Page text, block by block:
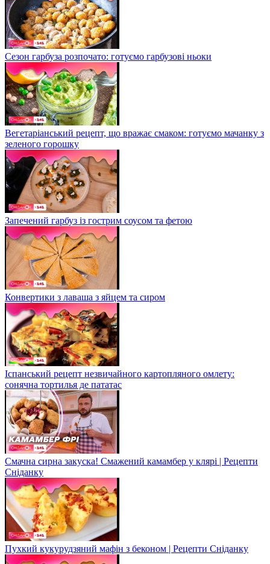
Сезон гарбуза розпочато: готуємо гарбузові ньоки
Вегетаріанський рецепт, що вражає смаком: готуємо мачанку з
зеленого горошку
Запечений гарбуз із гострим соусом та фетою
Конвертики з лаваша з яйцем та сиром
Іспанський рецепт незвичайного картопляного омлету:
сонячна тортилья де пататас
Смачна сирна закуска! Смажений камамбер у клярі | Рецепти
Сніданку
Пухкий кукурудзяний мафін з беконом | Рецепти Сніданку